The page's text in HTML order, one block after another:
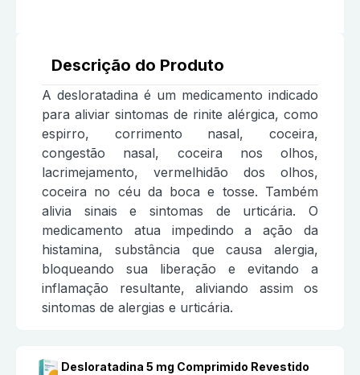
Descrição do Produto
A desloratadina é um medicamento indicado
para aliviar sintomas de rinite alérgica, como
espirro, corrimento nasal, coceira,
congestão nasal, coceira nos olhos,
lacrimejamento, vermelhidão dos olhos,
coceira no céu da boca e tosse. Também
alivia sinais e sintomas de urticária. O
medicamento atua impedindo a ação da
histamina, substância que causa alergia,
bloqueando sua liberação e evitando a
inflamação resultante, aliviando assim os
sintomas de alergias e urticária.
Desloratadina 5 mg Comprimido Revestido